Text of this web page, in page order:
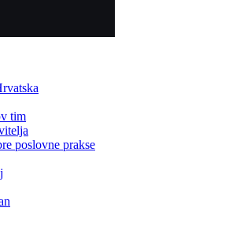
tim
poslovne prakse